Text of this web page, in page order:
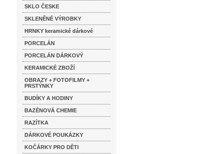
SKLO ČESKE
SKLENĚNÉ VÝROBKY
HRNKY keramické dárkové
PORCELÁN
PORCELÁN DÁRKOVÝ
KERAMICKÉ ZBOŽÍ
OBRAZY + FOTOFILMY +
PRSTÝNKY
BUDÍKY A HODINY
BAZÉNOVÁ CHEMIE
RAZÍTKA
DÁRKOVÉ POUKÁZKY
KOČÁRKY PRO DĚTI